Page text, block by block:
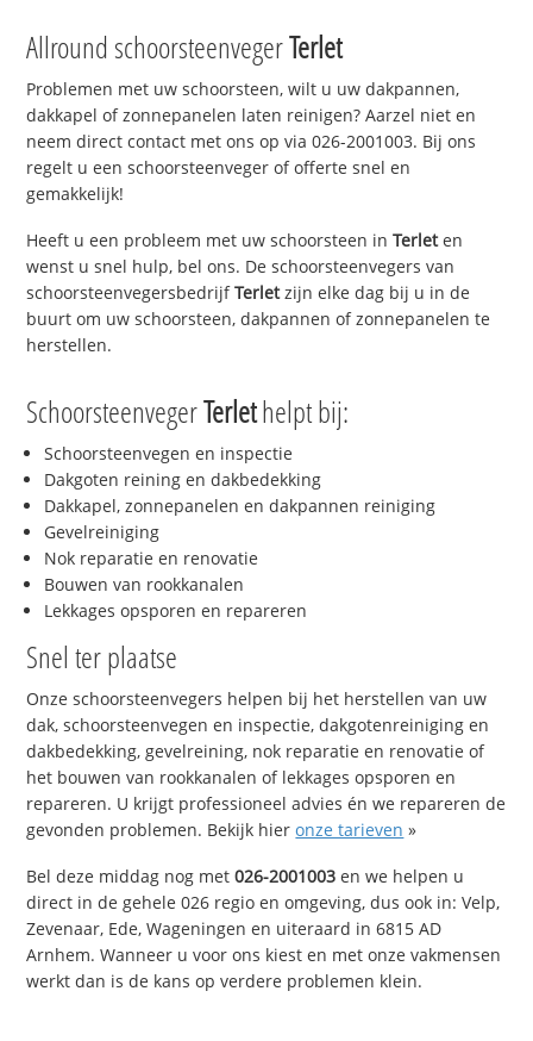
Allround schoorsteenvegerTerlet
Problemen met uw schoorsteen, wilt u uw dakpannen,
dakkapel of zonnepanelen laten reinigen? Aarzel niet en
neem direct contact met ons op via 026-2001003. Bij ons
regelt u een schoorsteenveger of offerte snel en
gemakkelijk!
Heeft u een probleem met uw schoorsteen inTerleten
wenst u snel hulp, bel ons. De schoorsteenvegers van
schoorsteenvegersbedrijfTerletzijn elke dag bij u in de
buurt om uw schoorsteen, dakpannen of zonnepanelen te
herstellen.
SchoorsteenvegerTerlethelpt bij:
Schoorsteenvegen en inspectie
Dakgoten reining en dakbedekking
Dakkapel, zonnepanelen en dakpannen reiniging
Gevelreiniging
Nok reparatie en renovatie
Bouwen van rookkanalen
Lekkages opsporen en repareren
Snel ter plaatse
Onze schoorsteenvegers helpen bij het herstellen van uw
dak, schoorsteenvegen en inspectie, dakgotenreiniging en
dakbedekking, gevelreining, nok reparatie en renovatie of
het bouwen van rookkanalen of lekkages opsporen en
repareren. U krijgt professioneel advies én we repareren de
gevonden problemen. Bekijk hieronze tarieven »
Bel deze middag nog met026-2001003 en we helpen u
direct in de gehele 026 regio en omgeving, dus ook in: Velp,
Zevenaar, Ede, Wageningen en uiteraard in 6815 AD
Arnhem. Wanneer u voor ons kiest en met onze vakmensen
werkt dan is de kans op verdere problemen klein.